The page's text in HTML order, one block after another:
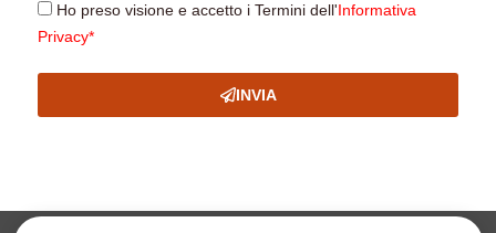
Ho preso visione e accetto i Termini dell'Informativa
Privacy*
INVIA